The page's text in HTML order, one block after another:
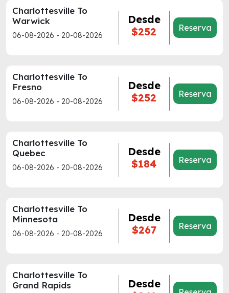
Charlottesville To
Warwick
06-08-2026 - 20-08-2026
Desde
$252
Reserva
Charlottesville To
Fresno
06-08-2026 - 20-08-2026
Desde
$252
Reserva
Charlottesville To
Quebec
06-08-2026 - 20-08-2026
Desde
$184
Reserva
Charlottesville To
Minnesota
06-08-2026 - 20-08-2026
Desde
$267
Reserva
Charlottesville To
Grand Rapids
Desde